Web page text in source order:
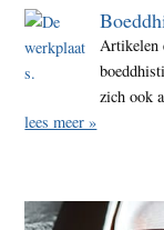
Artikelen
zich ook
lees meer »